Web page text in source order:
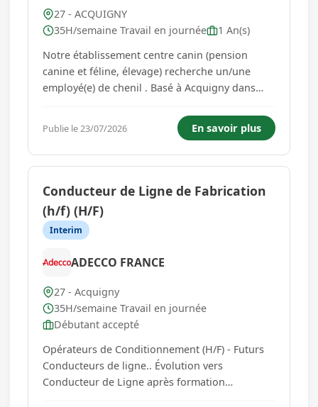
27 - ACQUIGNY
35H/semaine Travail en journée
1 An(s)
Notre établissement centre canin (pension
canine et féline, élevage) recherche un/une
employé(e) de chenil . Basé à Acquigny dans
tournées vers le respect de nos pensionnaires .
- nettoyage du chenil -organisation des
promenades -en charge de ...
Publie le 23/07/2026 En savoir plus
Conducteur de Ligne de Fabrication
(h/f) (H/F)
Interim
ADECCO FRANCE
27 - Acquigny
35H/semaine Travail en journée
Débutant accepté
Opérateurs de Conditionnement (H/F) - Futurs
Conducteurs de ligne.. Évolution vers
Conducteur de Ligne après formation